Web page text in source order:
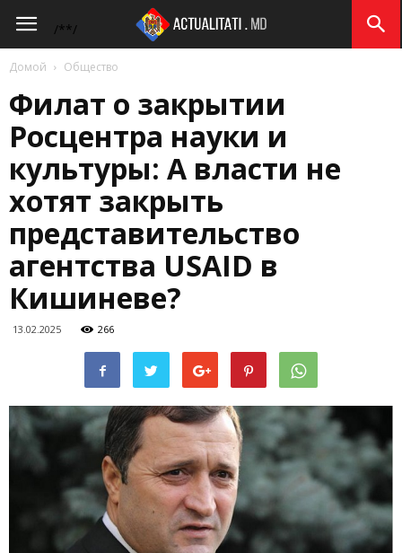
/**/
Actualitati.md
Домой Общество
Филат о закрытии
Росцентра науки и
культуры: А власти не
хотят закрыть
представительство
агентства USAID в
Кишиневе?
13.02.2025 266